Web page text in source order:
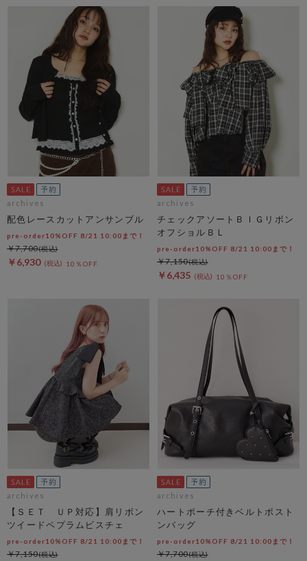
archives
配色レースカットアンサンブル
pre-order10%OFF 8/21 10:00まで！
￥6,930 10％OFF
￥7,700
archives
チェックアソートＢＩＧリボン
オフショルＢＬ
pre-order10%OFF 8/21 10:00まで！
￥6,435 10％OFF
￥7,150
archives
【ＳＥＴ ＵＰ対応】肩リボン
ツイードペプラムビスチェ
pre-order10%OFF 8/21 10:00まで！
￥7,150
archives
ハートポーチ付きベルトボスト
ンバッグ
pre-order10%OFF 8/21 10:00まで！
￥7,700